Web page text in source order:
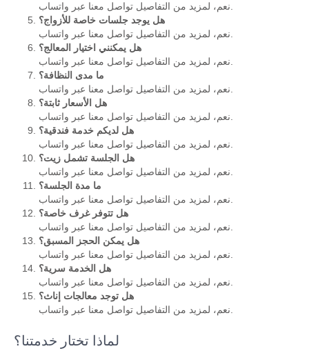
هل يوجد جلسات خاصة للأزواج؟
هل يمكنني اختيار المعالج؟
ما مدى النظافة؟
هل الأسعار ثابتة؟
هل لديكم خدمة فندقية؟
هل الجلسة تشمل زيت؟
ما مدة الجلسة؟
هل تتوفر غرف خاصة؟
هل يمكن الحجز المسبق؟
هل الخدمة سرية؟
هل توجد معالجات إناث؟
لماذا تختار خدمتنا؟